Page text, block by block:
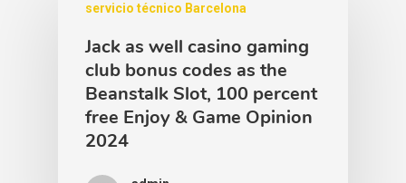
servicio técnico Barcelona
Jack as well casino gaming
club bonus codes as the
Beanstalk Slot, 100 percent
free Enjoy & Game Opinion
2024